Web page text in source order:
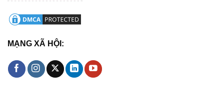
MẠNG XÃ HỘI: